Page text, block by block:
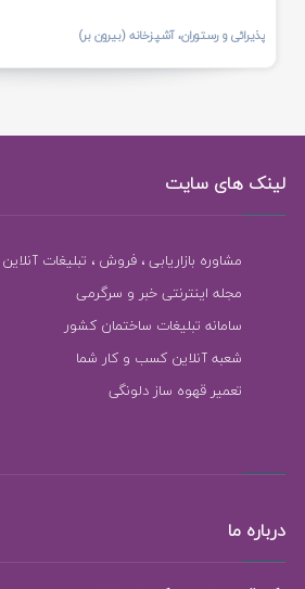
پذیرائی و رستوران، آشپزخانه (بیرون بر)
لینک های سایت
مشاوره بازاریابی ، فروش ، تبلیغات آنلاین
مجله اینترنتی خبر و سرگرمی
سامانه تبلیغات ساختمان کشور
شعبه آنلاین کسب و کار شما
تعمیر قهوه ساز دلونگی
درباره ما